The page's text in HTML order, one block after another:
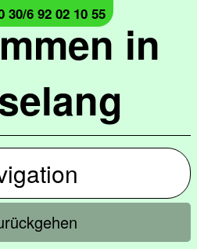
in
6 92 02 10 55